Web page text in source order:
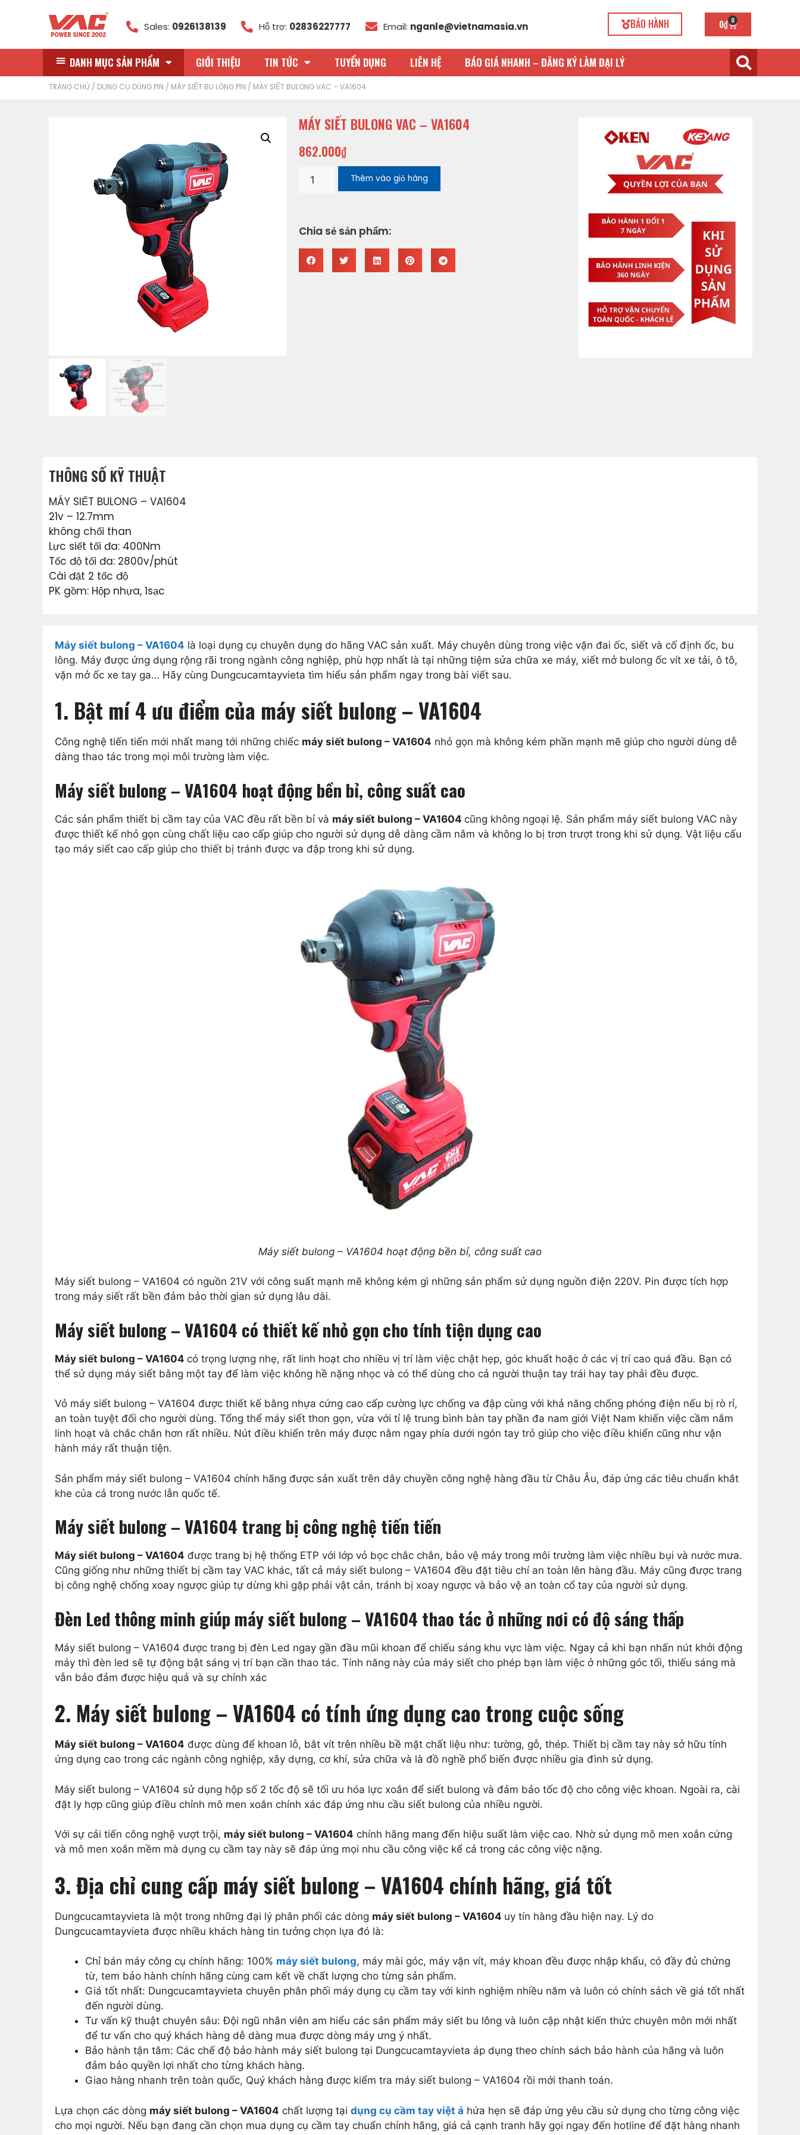
Sales: 0926138139 Hỗ trợ: 02836227777 Email: nganle@vietnamasia.vn BẢO HÀNH 0₫ 0
DANH MỤC SẢN PHẨM GIỚI THIỆU TIN TỨC TUYỂN DỤNG LIÊN HỆ BÁO GIÁ NHANH – ĐĂNG KÝ LÀM ĐẠI LÝ
TRANG CHỦ / DỤNG CỤ DÙNG PIN / MÁY SIẾT BU LÔNG PIN / MÁY SIẾT BULONG VAC – VA1604
MÁY SIẾT BULONG VAC – VA1604
862.000₫
Thêm vào giỏ hàng
Chia sẻ sản phẩm:
THÔNG SỐ KỸ THUẬT
MÁY SIẾT BULONG – VA1604
21v – 12.7mm
không chổi than
Lực siết tối đa: 400Nm
Tốc độ tối đa: 2800v/phút
Cài đặt 2 tốc độ
PK gồm: Hộp nhựa, 1sạc
Máy siết bulong – VA1604 là loại dụng cụ chuyên dụng do hãng VAC sản xuất. Máy chuyên dùng trong việc vặn đai ốc, siết và cố định ốc, bu
lông. Máy được ứng dụng rộng rãi trong ngành công nghiệp, phù hợp nhất là tại những tiệm sửa chữa xe máy, xiết mở bulong ốc vít xe tải, ô tô,
vặn mở ốc xe tay ga… Hãy cùng Dungcucamtayvieta tìm hiểu sản phẩm ngay trong bài viết sau.
1. Bật mí 4 ưu điểm của máy siết bulong – VA1604
Công nghệ tiến tiến mới nhất mang tới những chiếc máy siết bulong – VA1604 nhỏ gọn mà không kém phần mạnh mẽ giúp cho người dùng dễ
dàng thao tác trong mọi môi trường làm việc.
Máy siết bulong – VA1604 hoạt động bền bỉ, công suất cao
Các sản phẩm thiết bị cầm tay của VAC đều rất bền bỉ và máy siết bulong – VA1604 cũng không ngoại lệ. Sản phẩm máy siết bulong VAC này
được thiết kế nhỏ gọn cùng chất liệu cao cấp giúp cho người sử dụng dễ dàng cầm nắm và không lo bị trơn trượt trong khi sử dụng. Vật liệu cấu
tạo máy siết cao cấp giúp cho thiết bị tránh được va đập trong khi sử dụng.
Máy siết bulong – VA1604 hoạt động bền bỉ, công suất cao
Máy siết bulong – VA1604 có nguồn 21V với công suất mạnh mẽ không kém gì những sản phẩm sử dụng nguồn điện 220V. Pin được tích hợp
trong máy siết rất bền đảm bảo thời gian sử dụng lâu dài.
Máy siết bulong – VA1604 có thiết kế nhỏ gọn cho tính tiện dụng cao
Máy siết bulong – VA1604 có trọng lượng nhẹ, rất linh hoạt cho nhiều vị trí làm việc chật hẹp, góc khuất hoặc ở các vị trí cao quá đầu. Bạn có
thể sử dụng máy siết bằng một tay để làm việc không hề nặng nhọc và có thể dùng cho cả người thuận tay trái hay tay phải đều được.
Vỏ máy siết bulong – VA1604 được thiết kế bằng nhựa cứng cao cấp cường lực chống va đập cùng với khả năng chống phóng điện nếu bị rò rỉ,
an toàn tuyệt đối cho người dùng. Tổng thể máy siết thon gọn, vừa với tỉ lệ trung bình bàn tay phần đa nam giới Việt Nam khiến việc cầm nắm
linh hoạt và chắc chắn hơn rất nhiều. Nút điều khiển trên máy được nằm ngay phía dưới ngón tay trỏ giúp cho việc điều khiển cũng như vận
hành máy rất thuận tiện.
Sản phẩm máy siết bulong – VA1604 chính hãng được sản xuất trên dây chuyền công nghệ hàng đầu từ Châu Âu, đáp ứng các tiêu chuẩn khắt
khe của cả trong nước lẫn quốc tế.
Máy siết bulong – VA1604 trang bị công nghệ tiến tiến
Máy siết bulong – VA1604 được trang bị hệ thống ETP với lớp vỏ bọc chắc chắn, bảo vệ máy trong môi trường làm việc nhiều bụi và nước mưa.
Cũng giống như những thiết bị cầm tay VAC khác, tất cả máy siết bulong – VA1604 đều đặt tiêu chí an toàn lên hàng đầu. Máy cũng được trang
bị công nghệ chống xoay ngược giúp tự dừng khi gặp phải vật cản, tránh bị xoay ngược và bảo vệ an toàn cổ tay của người sử dụng.
Đèn Led thông minh giúp máy siết bulong – VA1604 thao tác ở những nơi có độ sáng thấp
Máy siết bulong – VA1604 được trang bị đèn Led ngay gần đầu mũi khoan để chiếu sáng khu vực làm việc. Ngay cả khi bạn nhấn nút khởi động
máy thì đèn led sẽ tự động bật sáng vị trí bạn cần thao tác. Tính năng này của máy siết cho phép bạn làm việc ở những góc tối, thiếu sáng mà
vẫn bảo đảm được hiệu quả và sự chính xác
2. Máy siết bulong – VA1604 có tính ứng dụng cao trong cuộc sống
Máy siết bulong – VA1604 được dùng để khoan lỗ, bắt vít trên nhiều bề mặt chất liệu như: tường, gỗ, thép. Thiết bị cầm tay này sở hữu tính
ứng dụng cao trong các ngành công nghiệp, xây dựng, cơ khí, sửa chữa và là đồ nghề phổ biến được nhiều gia đình sử dụng.
Máy siết bulong – VA1604 sử dụng hộp số 2 tốc độ sẽ tối ưu hóa lực xoắn để siết bulong và đảm bảo tốc độ cho công việc khoan. Ngoài ra, cài
đặt ly hợp cũng giúp điều chỉnh mô men xoắn chính xác đáp ứng nhu cầu siết bulong của nhiều người.
Với sự cải tiến công nghệ vượt trội, máy siết bulong – VA1604 chính hãng mang đến hiệu suất làm việc cao. Nhờ sử dụng mô men xoắn cứng
và mô men xoắn mềm mà dụng cụ cầm tay này sẽ đáp ứng mọi nhu cầu công việc kể cả trong các công việc nặng.
3. Địa chỉ cung cấp máy siết bulong – VA1604 chính hãng, giá tốt
Dungcucamtayvieta là một trong những đại lý phân phối các dòng máy siết bulong – VA1604 uy tín hàng đầu hiện nay. Lý do
Dungcucamtayvieta được nhiều khách hàng tin tưởng chọn lựa đó là:
Chỉ bán máy công cụ chính hãng: 100% máy siết bulong, máy mài góc, máy vặn vít, máy khoan đều được nhập khẩu, có đầy đủ chứng
từ, tem bảo hành chính hãng cùng cam kết về chất lượng cho từng sản phẩm.
Giá tốt nhất: Dungcucamtayvieta chuyên phân phối máy dụng cụ cầm tay với kinh nghiệm nhiều năm và luôn có chính sách về giá tốt nhất
đến người dùng.
Tư vấn kỹ thuật chuyên sâu: Đội ngũ nhân viên am hiểu các sản phẩm máy siết bu lông và luôn cập nhật kiến thức chuyên môn mới nhất
để tư vấn cho quý khách hàng dễ dàng mua được dòng máy ưng ý nhất.
Bảo hành tận tâm: Các chế độ bảo hành máy siết bulong tại Dungcucamtayvieta áp dụng theo chính sách bảo hành của hãng và luôn
đảm bảo quyền lợi nhất cho từng khách hàng.
Giao hàng nhanh trên toàn quốc, Quý khách hàng được kiểm tra máy siết bulong – VA1604 rồi mới thanh toán.
Lựa chọn các dòng máy siết bulong – VA1604 chất lượng tại dụng cụ cầm tay việt á hứa hẹn sẽ đáp ứng yêu cầu sử dụng cho từng công việc
cho mọi người. Nếu bạn đang cần chọn mua dụng cụ cầm tay chuẩn chính hãng, giá cả cạnh tranh hãy gọi ngay đến hotline để đặt hàng nhanh